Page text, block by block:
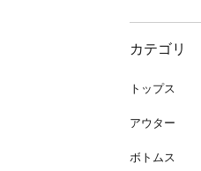
カテゴリ
トップス
アウター
ボトムス